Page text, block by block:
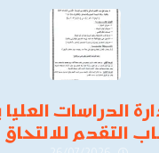
الدراسات
التقدم للالتحاق